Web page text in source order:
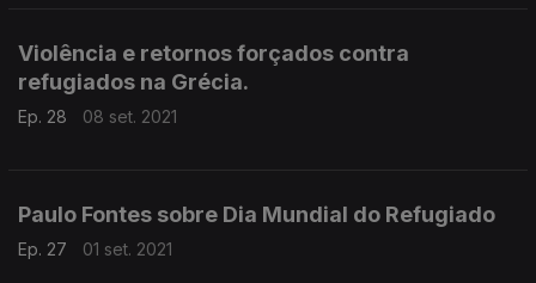
Violência e retornos forçados contra
refugiados na Grécia.
Ep. 28 08 set. 2021
Paulo Fontes sobre Dia Mundial do Refugiado
Ep. 27 01 set. 2021